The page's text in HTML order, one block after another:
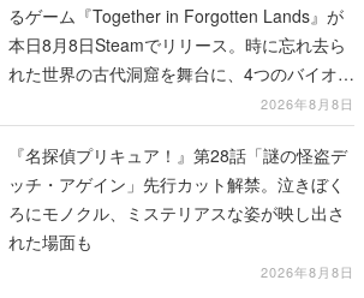
るゲーム『Together in Forgotten Lands』が
本日8月8日Steamでリリース。時に忘れ去ら
れた世界の古代洞窟を舞台に、4つのバイオー
2026年8月8日
『名探偵プリキュア！』第28話「謎の怪盗デ
ッチ・アゲイン」先行カット解禁。泣きぼく
ろにモノクル、ミステリアスな姿が映し出さ
れた場面も
2026年8月8日